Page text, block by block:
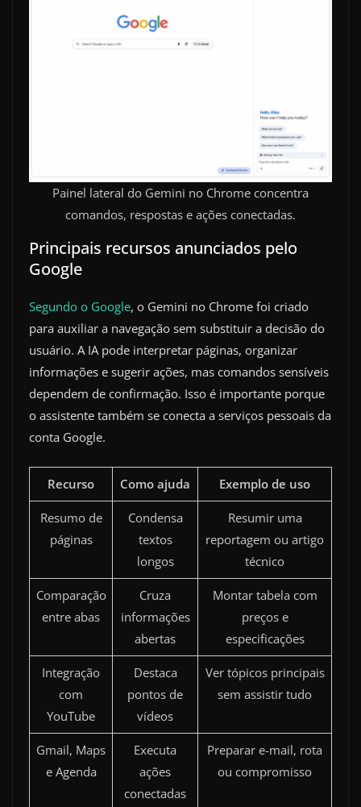
Painel lateral do Gemini no Chrome concentra
comandos, respostas e ações conectadas.
Principais recursos anunciados pelo
Google
Segundo o Google, o Gemini no Chrome foi criado
para auxiliar a navegação sem substituir a decisão do
usuário. A IA pode interpretar páginas, organizar
informações e sugerir ações, mas comandos sensíveis
dependem de confirmação. Isso é importante porque
o assistente também se conecta a serviços pessoais da
conta Google.
Recurso Como ajuda Exemplo de uso
Resumo de
páginas
Condensa
textos
longos
Resumir uma
reportagem ou artigo
técnico
Comparação
entre abas
Cruza
informações
abertas
Montar tabela com
preços e
especificações
Integração
com
YouTube
Destaca
pontos de
vídeos
Ver tópicos principais
sem assistir tudo
Gmail, Maps
e Agenda
Executa
ações
conectadas
Preparar e-mail, rota
ou compromisso